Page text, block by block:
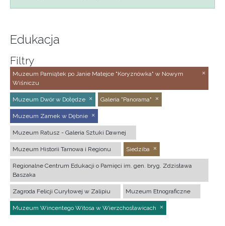
Edukacja
Filtry
Muzeum Pamiątek po Janie Matejce "Koryznówka" w Nowym
Wiśniczu
Muzeum Dwór w Dołędze Galeria "Panorama"
Muzeum Zamek w Dębnie
Muzeum Ratusz - Galeria Sztuki Dawnej
Muzeum Historii Tarnowa i Regionu Siedziba
Regionalne Centrum Edukacji o Pamięci im. gen. bryg. Zdzisława
Baszaka
Zagroda Felicji Curyłowej w Zalipiu Muzeum Etnograficzne
Muzeum Wincentego Witosa w Wierzchosławicach